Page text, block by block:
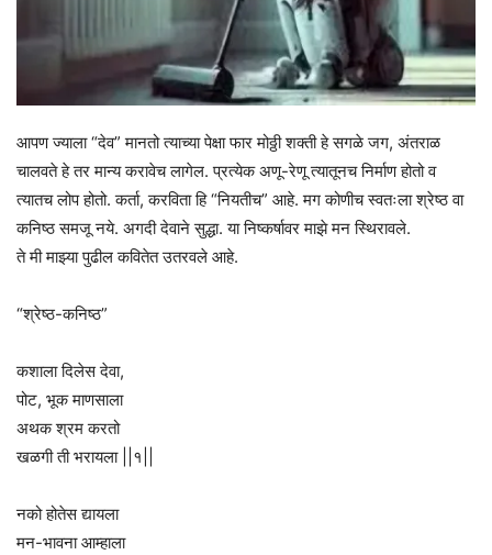
आपण ज्याला “देव” मानतो त्याच्या पेक्षा फार मोठ्ठी शक्ती हे सगळे जग, अंतराळ
चालवते हे तर मान्य करावेच लागेल. प्रत्येक अणू-रेणू त्यातूनच निर्माण होतो व
त्यातच लोप होतो. कर्ता, करविता हि “नियतीच” आहे. मग कोणीच स्वतःला श्रेष्ठ वा
कनिष्ठ समजू नये. अगदी देवाने सुद्धा. या निष्कर्षावर माझे मन स्थिरावले.
ते मी माझ्या पुढील कवितेत उतरवले आहे.
“श्रेष्ठ-कनिष्ठ”
कशाला दिलेस देवा,
पोट, भूक माणसाला
अथक श्रम करतो
खळगी ती भरायला ||१||
नको होतेस द्यायला
मन-भावना आम्हाला